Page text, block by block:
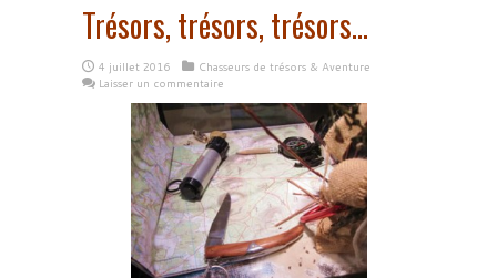
Trésors, trésors, trésors…
4 juillet 2016
Chasseurs de trésors & Aventure
Laisser un commentaire